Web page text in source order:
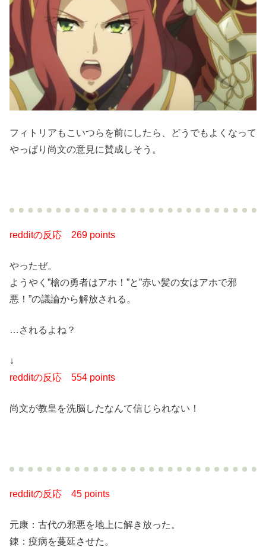
フィトリアもこいつらを前にしたら、どうでもよくなって
やっぱり尚文の意見に賛成しそう。
redditの反応 269 points
やったぜ。
ようやく”槍の勇者はアホ！”と”赤い髪の女はアホで邪
悪！”の議論から解放される。
…されるよね？
↓
redditの反応 554 points
尚文が教皇を洗脳したなんて信じられない！
redditの反応 45 points
元康：古代の邪悪を地上に解き放った。
錬：疫病を蔓延させた。